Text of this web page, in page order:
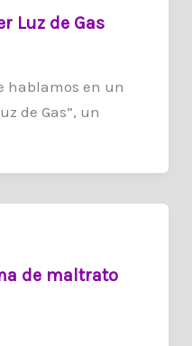
Luz de Gas
hablamos en un
de Gas”, un
de maltrato